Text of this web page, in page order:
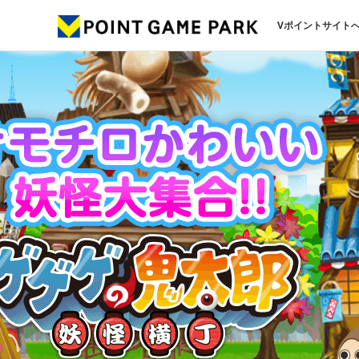
Vポイントサイト